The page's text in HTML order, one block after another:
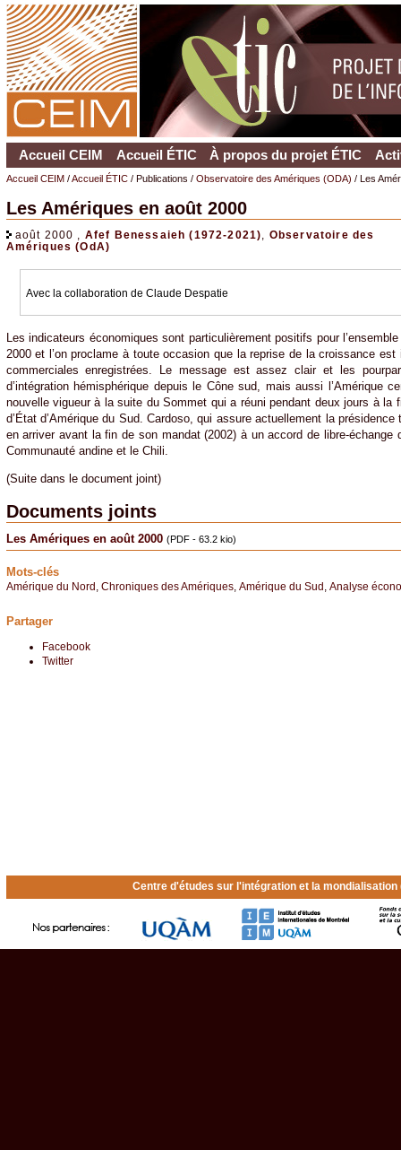
Accueil CEIM Accueil ÉTIC À propos du projet ÉTIC
Accueil CEIM/Accueil ÉTIC/ Publications / Observatoire des Amériques (ODA) / Les
Les Amériques en août 2000
août 2000 , Afef Benessaieh (1972-2021)
Observatoire des
Amériques (OdA)
Avec la collaboration de Claude Despatie
Les indicateurs économiques sont particulièrement positifs pour
2000 et l’on proclame à toute occasion que la reprise de la croissance
commerciales enregistrées. Le message est assez clair et les
d’intégration hémisphérique depuis le Cône sud, mais aussi l’Amérique
nouvelle vigueur à la suite du Sommet qui a réuni pendant deux jours à la
d’État d’Amérique du Sud. Cardoso, qui assure actuellement la
en arriver avant la fin de son mandat (2002) à un accord de libre-échange
Communauté andine et le Chili.
(Suite dans le document joint)
Documents joints
Les Amériques en août 2000 (PDF - 63.2 kio)
Mots-clés
Amérique du Nord Chroniques des Amériques, Amérique du Sud Analyse
Partager
Facebook
Twitter
Centre d'études sur l'intégration et la mondialisation